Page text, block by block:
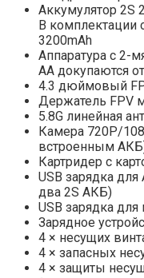
Аккумулятор 2S
В комплектации
3200mAh
Аппаратура с 2-
AA докупаются
4.3 дюймовый
Держатель FPV
5.8G линейная
Камера 720P/
встроенным
Картридер с
USB зарядка
два 2S АКБ)
USB зарядка для
Зарядное
4 × несущих
4 × запасных
4 × защиты